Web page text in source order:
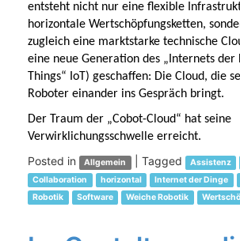
entsteht nicht nur eine flexible
horizontale Wertschöpfungsketten,
zugleich eine marktstarke technische
eine neue Generation des „Internets
Things“ IoT) geschaffen: Die Cloud, die
Roboter einander ins Gespräch bringt.
Der Traum der „Cobot-Cloud“ hat seine
Verwirklichungsschwelle erreicht.
Posted in Allgemein Tagged Assistenz
Collaboration
horizontal Internet der Dinge
Robotik
Software Weiche Robotik